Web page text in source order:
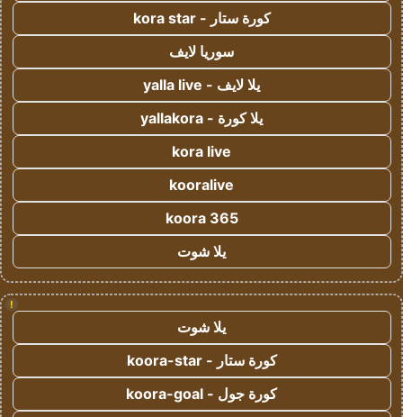
كورة ستار - kora star
سوريا لايف
يلا لايف - yalla live
يلا كورة - yallakora
kora live
kooralive
koora 365
يلا شوت
!
يلا شوت
كورة ستار - koora-star
كورة جول - koora-goal